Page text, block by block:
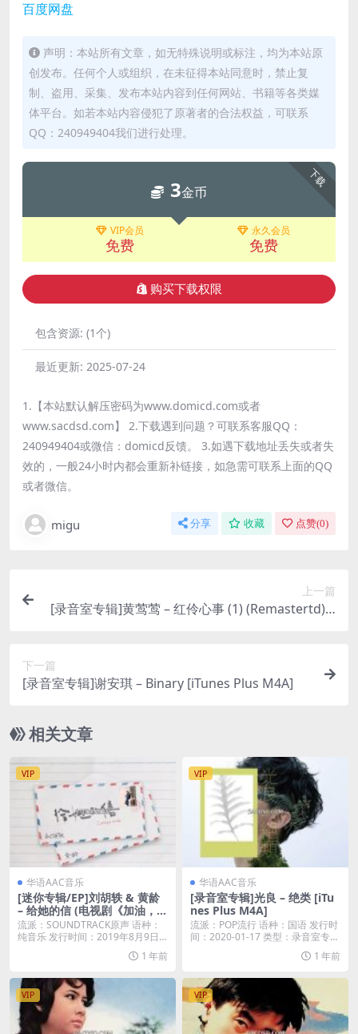
百度网盘
声明：本站所有文章，如无特殊说明或标注，均为本站原
创发布。任何个人或组织，在未征得本站同意时，禁止复
制、盗用、采集、发布本站内容到任何网站、书籍等各类媒
体平台。如若本站内容侵犯了原著者的合法权益，可联系
QQ：240949404我们进行处理。
下载
3金币
VIP会员
免费
永久会员
免费
购买下载权限
包含资源: (1个)
最近更新: 2025-07-24
1.【本站默认解压密码为www.domicd.com或者
www.sacdsd.com】 2.下载遇到问题？可联系客服QQ：
240949404或微信：domicd反馈。 3.如遇下载地址丢失或者失
效的，一般24小时内都会重新补链接，如急需可联系上面的QQ
或者微信。
migu 分享 收藏 点赞(0)
上一篇
[录音室专辑]黄莺莺 – 红伶心事 (1) (Remastertd) [i
下一篇
[录音室专辑]谢安琪 – Binary [iTunes Plus M4A]
相关文章
VIP
华语AAC音乐
[迷你专辑/EP]刘胡轶 & 黄龄
– 给她的信 (电视剧《加油，你
是最棒的》插曲) – EP [iTunes
Plus M4A]
流派：SOUNDTRACK原声 语种：
纯音乐 发行时间：2019年8月9日
1 年前
VIP
华语AAC音乐
[录音室专辑]光良 – 绝类 [iTu
nes Plus M4A]
流派：POP流行 语种：国语 发行时
间：2020-01-17 类型：录音室专辑
1 年前
VIP VIP